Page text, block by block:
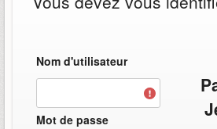
Nom d'utilisateur
Mot de passe